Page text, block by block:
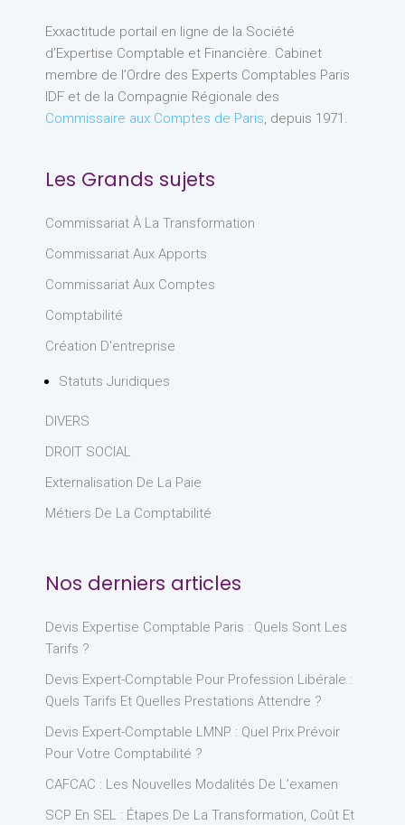
Exxactitude portail en ligne de la Société
d’Expertise Comptable et Financière. Cabinet
membre de l’Ordre des Experts Comptables Paris
IDF et de la Compagnie Régionale des
Commissaire aux Comptes de Paris, depuis 1971.
Les Grands sujets
Commissariat À La Transformation
Commissariat Aux Apports
Commissariat Aux Comptes
Comptabilité
Création D'entreprise
Statuts Juridiques
DIVERS
DROIT SOCIAL
Externalisation De La Paie
Métiers De La Comptabilité
Nos derniers articles
Devis Expertise Comptable Paris : Quels Sont Les
Tarifs ?
Devis Expert-Comptable Pour Profession Libérale :
Quels Tarifs Et Quelles Prestations Attendre ?
Devis Expert-Comptable LMNP : Quel Prix Prévoir
Pour Votre Comptabilité ?
CAFCAC : Les Nouvelles Modalités De L’examen
SCP En SEL : Étapes De La Transformation, Coût Et